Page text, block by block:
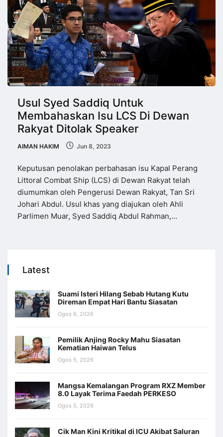
Usul Syed Saddiq Untuk
Membahaskan Isu LCS Di Dewan
Rakyat Ditolak Speaker
AIMAN HAKIM Jun 8, 2023
Keputusan penolakan perbahasan isu Kapal Perang
Littoral Combat Ship (LCS) di Dewan Rakyat telah
diumumkan oleh Pengerusi Dewan Rakyat, Tan Sri
Johari Abdul. Usul khas yang diajukan oleh Ahli
Parlimen Muar, Syed Saddiq Abdul Rahman,…
Latest
Suami Isteri Hilang Sebab Hutang Kutu
Direman Empat Hari Bantu Siasatan
Ogos 6, 2026
Pemilik Anjing Rocky Mahu Siasatan
Kematian Haiwan Telus
Ogos 5, 2026
Mangsa Kemalangan Program RXZ Member
8.0 Layak Terima Faedah PERKESO
Ogos 5, 2026
Cik Man Kini Kritikal di ICU Akibat Saluran